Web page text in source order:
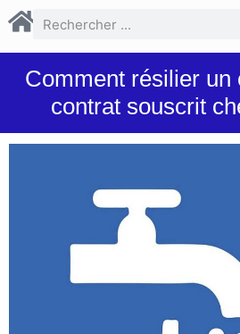
Comment résilier un
contrat souscrit